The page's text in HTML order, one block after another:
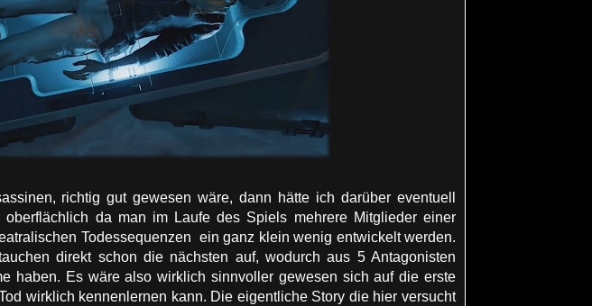
richtig gut gewesen wäre, dann hätte ich darüber eventuell
da man im Laufe des Spiels mehrere Mitglieder einer
Todessequenzen ein ganz klein wenig entwickelt werden.
direkt schon die nächsten auf, wodurch aus 5 Antagonisten
haben. Es wäre also wirklich sinnvoller gewesen sich auf die erste
wirklich kennenlernen kann. Die eigentliche Story die hier versucht